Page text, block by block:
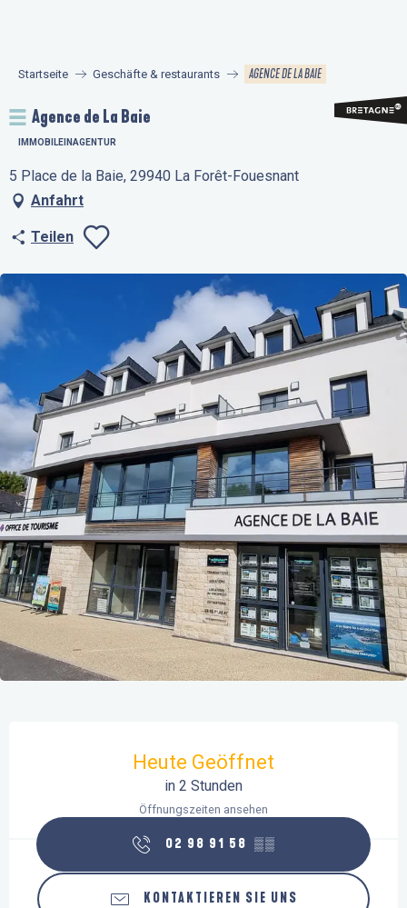
principal
Startseite Geschäfte & restaurants AGENCE DE LA BAIE
Agence de La Baie
IMMOBILEINAGENTUR
5 Place de la Baie, 29940 La Forêt-Fouesnant
Anfahrt
Teilen
Ajouter aux
Heute Geöffnet
in 2 Stunden
Öffnungszeiten ansehen
02 98 91 58 ▒▒
KONTAKTIEREN SIE UNS